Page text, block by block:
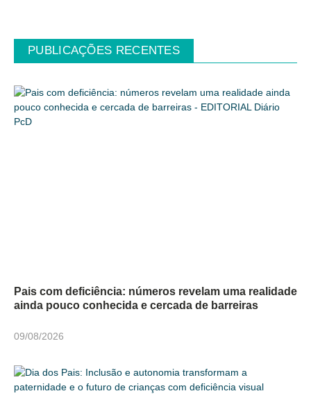
PUBLICAÇÕES RECENTES
Pais com deficiência: números revelam uma realidade
ainda pouco conhecida e cercada de barreiras
09/08/2026